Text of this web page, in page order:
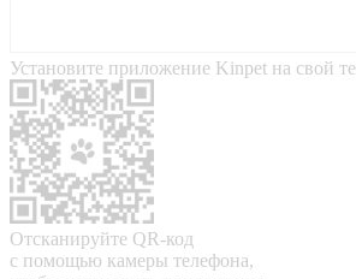
Установите приложение Kinpet на свой
Отсканируйте QR-код
с помощью камеры телефона,